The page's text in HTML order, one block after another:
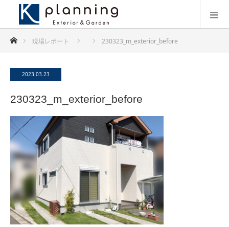
ホーム現場レポート 230323_m_exterior_before
2023.03.23
230323_m_exterior_before